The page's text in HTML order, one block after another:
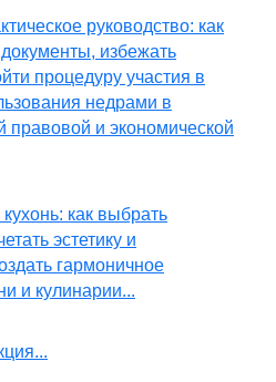
руководство: как
избежать
процедуру участия в
недрами в
правовой и экономической
как выбрать
эстетику и
гармоничное
и кулинарии...